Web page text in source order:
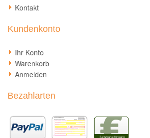
Kontakt
Kundenkonto
Ihr Konto
Warenkorb
Anmelden
Bezahlarten